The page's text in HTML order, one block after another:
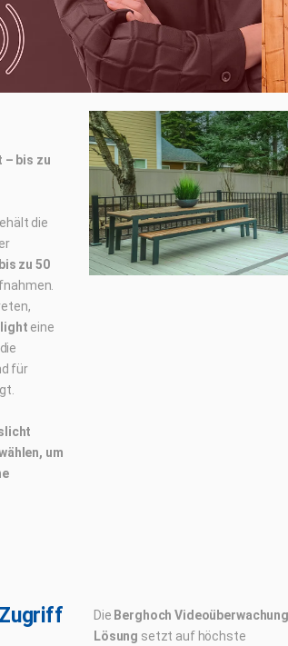
– bis zu
die
zu 50
eine
für
um
Zugriff
Die Berghoch
Lösung setzt auf höchste